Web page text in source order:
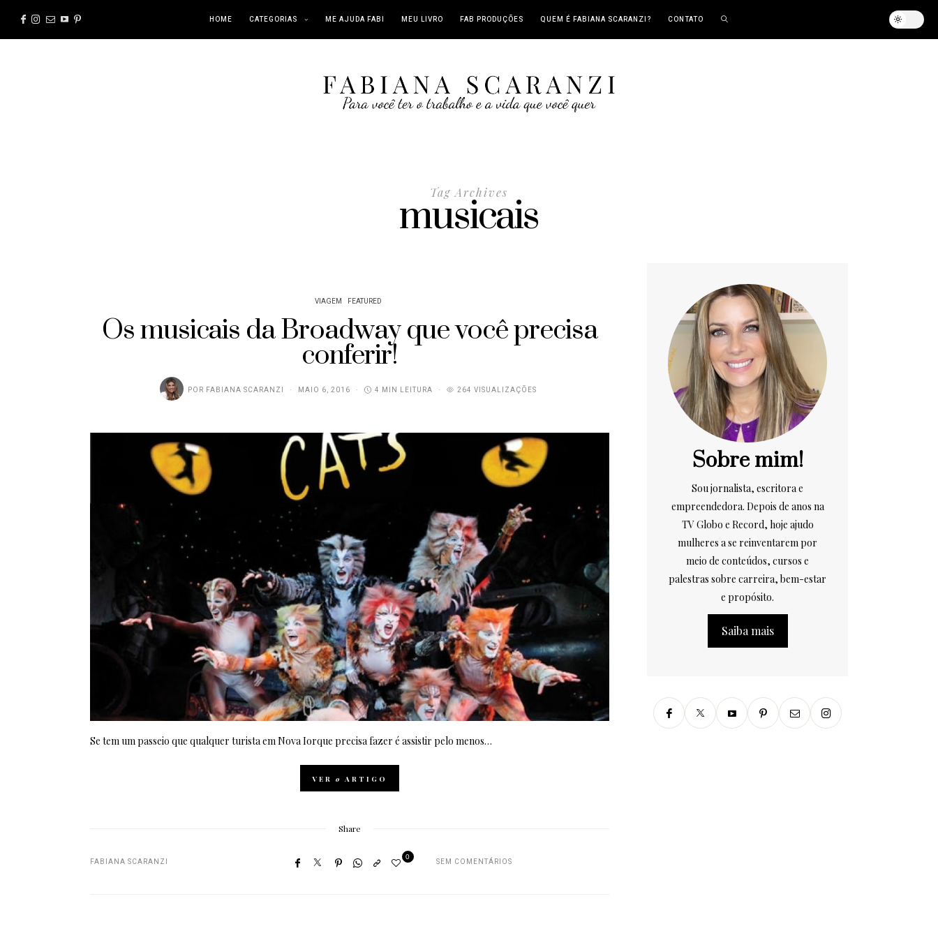
HOME CATEGORIAS ME AJUDA FABI MEU LIVRO FAB PRODUÇÕES QUEM É FABIANA SCARANZI? CONTATO
Tag Archives
musicais
VIAGEM FEATURED
Os musicais da Broadway que você precisa
conferir!
POR FABIANA SCARANZI MAIO 6, 2016 4 MIN LEITURA 264 VISUALIZAÇÕES
Se tem um passeio que qualquer turista em Nova Iorque precisa fazer é assistir pelo menos…
VER o ARTIGO
Share
FABIANA SCARANZI
0
SEM COMENTÁRIOS
Sobre mim!
Sou jornalista, escritora e
empreendedora. Depois de anos na
TV Globo e Record, hoje ajudo
mulheres a se reinventarem por
meio de conteúdos, cursos e
palestras sobre carreira, bem-estar
e propósito.
Saiba mais